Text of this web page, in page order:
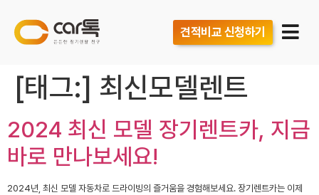
견적비교 신청하기
[태그:] 최신모델렌트
2024 최신 모델 장기렌트카, 지금
바로 만나보세요!
2024년, 최신 모델 자동차로 드라이빙의 즐거움을 경험해보세요. 장기렌트카는 이제